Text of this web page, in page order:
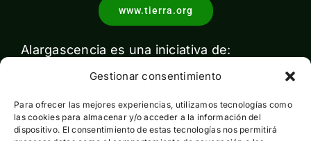
Gestionar consentimiento
Para ofrecer las mejores experiencias, utilizamos tecnologías como
las cookies para almacenar y/o acceder a la información del
dispositivo. El consentimiento de estas tecnologías nos permitirá
www.tierra.org
Alargascencia es una iniciativa de: